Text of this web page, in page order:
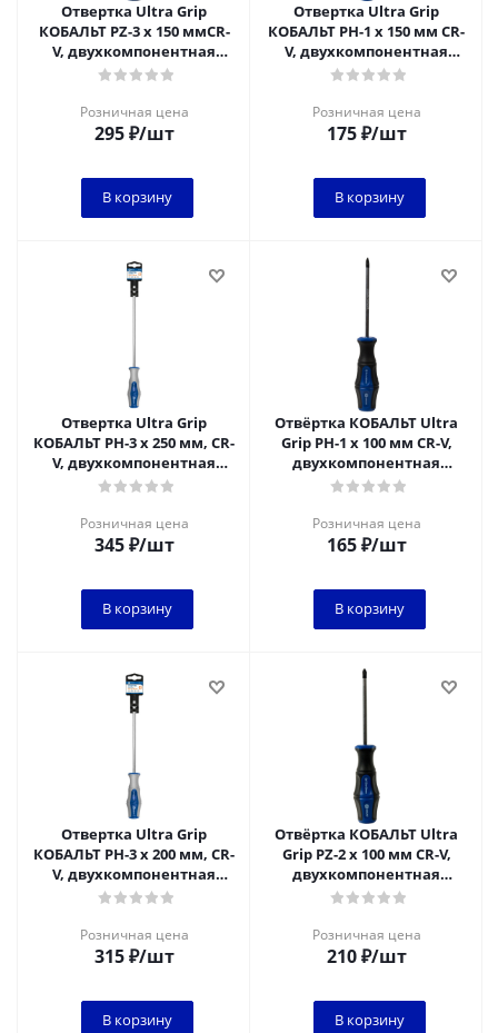
Отвертка Ultra Grip
КОБАЛЬТ PZ-3 х 150 ммCR-
V, двухкомпонентная
рукоятка (1 шт.) подвес
Розничная цена
295₽/шт
В корзину
Отвертка Ultra Grip
КОБАЛЬТ PH-1 х 150 мм CR-
V, двухкомпонентная
рукоятка (1 шт.) подвес
Розничная цена
175₽/шт
В корзину
Отвертка Ultra Grip
КОБАЛЬТ PH-3 х 250 мм, CR-
V, двухкомпонентная
рукоятка, подвес (920-414)
Розничная цена
345₽/шт
В корзину
Отвёртка КОБАЛЬТ Ultra
Grip PH-1 х 100 мм CR-V,
двухкомпонентная
рукоятка (1 шт.) подвес
Розничная цена
165₽/шт
В корзину
Отвертка Ultra Grip
КОБАЛЬТ PH-3 х 200 мм, CR-
V, двухкомпонентная
рукоятка, подвес (920-407)
Розничная цена
315₽/шт
В корзину
Отвёртка КОБАЛЬТ Ultra
Grip PZ-2 х 100 мм CR-V,
двухкомпонентная
рукоятка (1 шт.) подвес
Розничная цена
210₽/шт
В корзину